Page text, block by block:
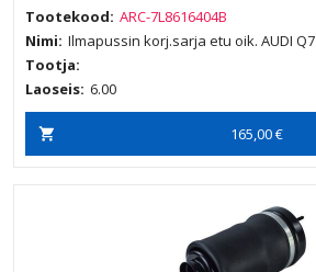
Tootekood: ARC-7L8616404B
Nimi: Ilmapussin korj.sarja etu oik. AUDI Q7
Tootja:
Laoseis: 6.00
165,00 €